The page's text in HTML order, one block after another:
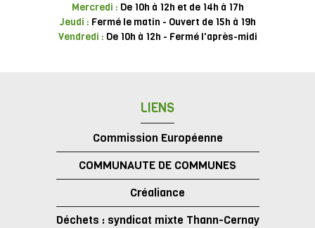
Mercredi : De 10h à 12h et de 14h à 17h
Jeudi : Fermé le matin - Ouvert de 15h à 19h
Vendredi : De 10h à 12h - Fermé l'après-midi
LIENS
Commission Européenne
COMMUNAUTE DE COMMUNES
Créaliance
Déchets : syndicat mixte Thann-Cernay